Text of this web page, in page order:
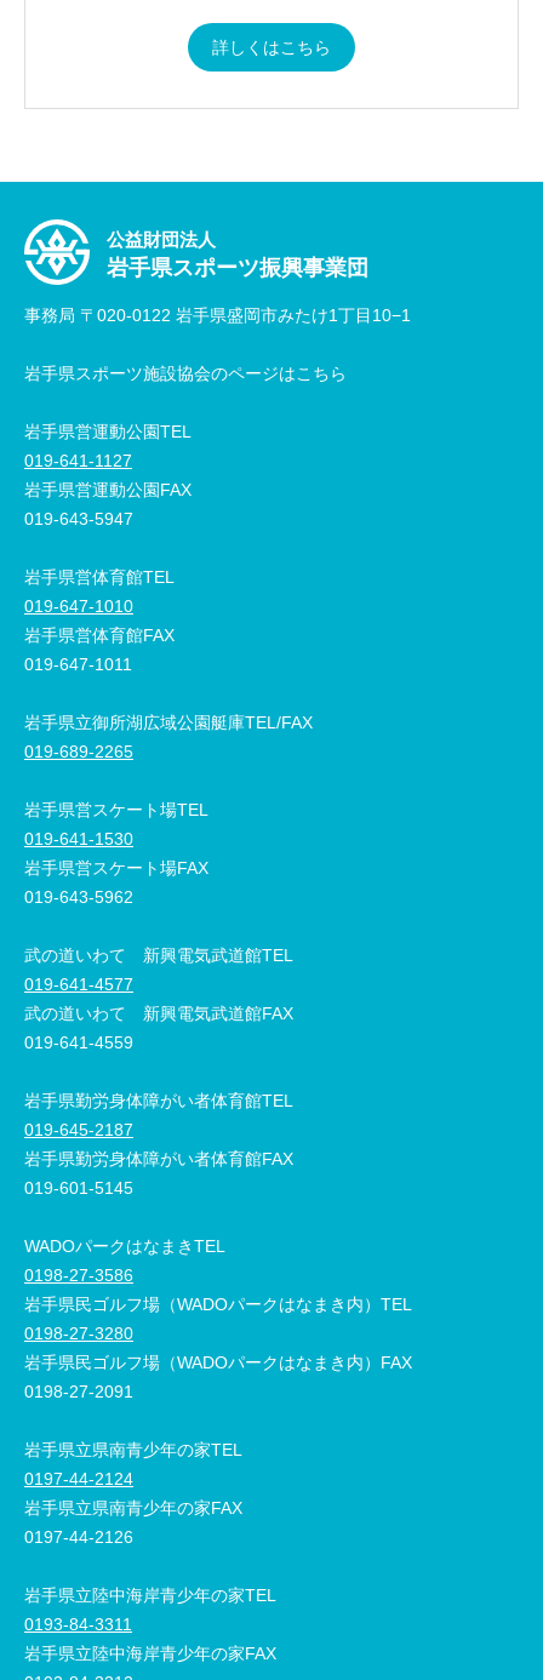
詳しくはこちら
公益財団法人
岩手県スポーツ振興事業団
事務局 〒020-0122 岩手県盛岡市みたけ1丁目10−1
岩手県スポーツ施設協会のページはこちら
岩手県営運動公園TEL
019-641-1127
岩手県営運動公園FAX
019-643-5947
岩手県営体育館TEL
019-647-1010
岩手県営体育館FAX
019-647-1011
岩手県立御所湖広域公園艇庫TEL/FAX
019-689-2265
岩手県営スケート場TEL
019-641-1530
岩手県営スケート場FAX
019-643-5962
武の道いわて 新興電気武道館TEL
019-641-4577
武の道いわて 新興電気武道館FAX
019-641-4559
岩手県勤労身体障がい者体育館TEL
019-645-2187
岩手県勤労身体障がい者体育館FAX
019-601-5145
WADOパークはなまきTEL
0198-27-3586
岩手県民ゴルフ場（WADOパークはなまき内）TEL
0198-27-3280
岩手県民ゴルフ場（WADOパークはなまき内）FAX
0198-27-2091
岩手県立県南青少年の家TEL
0197-44-2124
岩手県立県南青少年の家FAX
0197-44-2126
岩手県立陸中海岸青少年の家TEL
0193-84-3311
岩手県立陸中海岸青少年の家FAX